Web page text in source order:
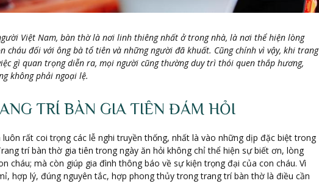
Việt Nam, bàn thờ là nơi linh thiêng nhất ở trong nhà, là nơi thể hiện lòng
cháu đối với ông bà tổ tiên và những người đã khuất. Cũng chính vì vậy, khi trang
gì quan trọng diễn ra, mọi người cũng thường duy trì thói quen thắp hương,
không phải ngoại lệ.
TRÍ BÀN GIA TIÊN ĐÁM HỎI
rất coi trọng các lễ nghi truyền thống, nhất là vào những dịp đặc biệt trong
trí bàn thờ gia tiên trong ngày ăn hỏi không chỉ thể hiện sự biết ơn, lòng
cháu; mà còn giúp gia đình thông báo về sự kiện trọng đại của con cháu. Vì
hợp lý, đúng nguyên tắc, hợp phong thủy trong trang trí bàn thờ là điều cần